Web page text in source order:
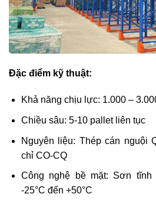
Đặc điểm kỹ thuật:
Khả năng chịu lực: 1.000 –
Chiều sâu: 5-10 pallet liên tục
Nguyên liệu: Thép cán nguội
chỉ CO-CQ
Công nghệ bề mặt: Sơn
-25°C đến +50°C